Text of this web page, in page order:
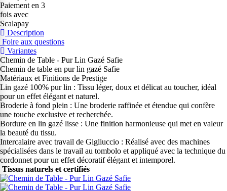
Paiement en 3
fois avec
Scalapay
Description
Foire aux questions
Variantes
Chemin de Table - Pur Lin Gazé Safie
Chemin de table en pur lin gazé Safie
Matériaux et Finitions de Prestige
Lin gazé 100% pur lin : Tissu léger, doux et délicat au toucher, idéal
pour un effet élégant et naturel.
Broderie à fond plein : Une broderie raffinée et étendue qui confère
une touche exclusive et recherchée.
Bordure en lin gazé lisse : Une finition harmonieuse qui met en valeur
la beauté du tissu.
Intercalaire avec travail de Gigliuccio : Réalisé avec des machines
spécialisées dans le travail au tombolo et appliqué avec la technique du
cordonnet pour un effet décoratif élégant et intemporel.
Tissus naturels et certifiés